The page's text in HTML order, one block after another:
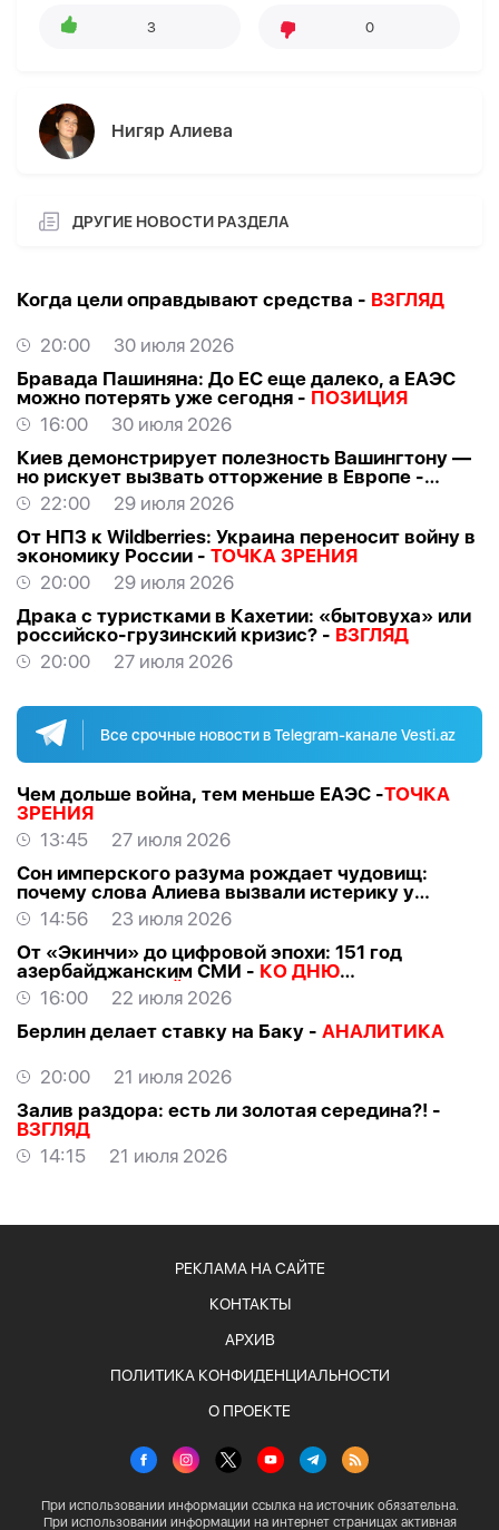
3 0
Нигяр Алиева
ДРУГИЕ НОВОСТИ РАЗДЕЛА
Когда цели оправдывают средства - ВЗГЛЯД
20:00
30 июля 2026
Бравада Пашиняна: До ЕС еще далеко, а ЕАЭС
можно потерять уже сегодня - ПОЗИЦИЯ
16:00
30 июля 2026
Киев демонстрирует полезность Вашингтону —
но рискует вызвать отторжение в Европе -
ВЗГЛЯД
22:00
29 июля 2026
От НПЗ к Wildberries: Украина переносит войну в
экономику России - ТОЧКА ЗРЕНИЯ
20:00
29 июля 2026
Драка с туристками в Кахетии: «бытовуха» или
российско-грузинский кризис? - ВЗГЛЯД
20:00
27 июля 2026
Все срочные новости в Telegram-канале Vesti.az
Чем дольше война, тем меньше ЕАЭС -ТОЧКА
ЗРЕНИЯ
13:45
27 июля 2026
Сон имперского разума рождает чудовищ:
почему слова Алиева вызвали истерику у
российских «патриотов» -
14:56
23 июля 2026
От «Экинчи» до цифровой эпохи: 151 год
азербайджанским СМИ - КО ДНЮ
НАЦИОНАЛЬНОЙ ПРЕССЫ
16:00
22 июля 2026
Берлин делает ставку на Баку - АНАЛИТИКА
20:00
21 июля 2026
Залив раздора: есть ли золотая середина?! -
ВЗГЛЯД
14:15
21 июля 2026
РЕКЛАМА НА САЙТЕ
КОНТАКТЫ
АРХИВ
ПОЛИТИКА КОНФИДЕНЦИАЛЬНОСТИ
О ПРОЕКТЕ
При использовании информации ссылка на источник обязательна.
При использовании информации на интернет страницах активная